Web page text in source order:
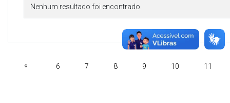
Nenhum resultado foi encontrado.
« 6 7 8 9 10 11